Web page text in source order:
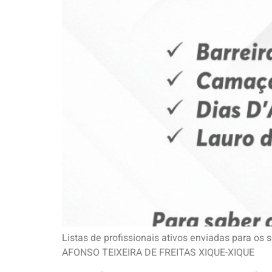
Listas de profissionais ativos enviadas para os
AFONSO TEIXEIRA DE FREITAS XIQUE-